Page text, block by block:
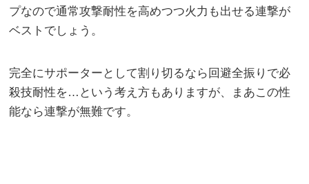
プなので通常攻撃耐性を高めつつ火力も出せる連撃が
ベストでしょう。
完全にサポーターとして割り切るなら回避全振りで必
殺技耐性を…という考え方もありますが、まあこの性
能なら連撃が無難です。